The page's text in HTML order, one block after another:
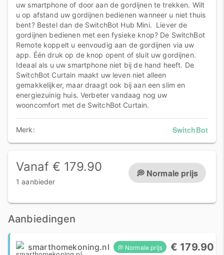
uw smartphone of door aan de gordijnen te trekken. Wilt
u op afstand uw gordijnen bedienen wanneer u niet thuis
bent? Bestel dan de SwitchBot Hub Mini. Liever de
gordijnen bedienen met een fysieke knop? De SwitchBot
Remote koppelt u eenvoudig aan de gordijnen via uw
app. Één druk op de knop opent of sluit uw gordijnen.
Ideaal als u uw smartphone niet bij de hand heeft. De
SwitchBot Curtain maakt uw leven niet alleen
gemakkelijker, maar draagt ook bij aan een slim en
energiezuinig huis. Verbeter vandaag nog uw
wooncomfort met de SwitchBot Curtain.
Merk: SwitchBot
Vanaf € 179.90
1 aanbieder
💭 Normale prijs
Aanbiedingen
smarthomekoning.nl 💭 Normale prijs € 179.90